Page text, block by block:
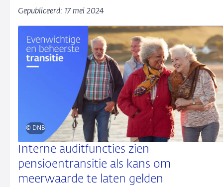
Gepubliceerd: 17 mei 2024
© DNB
Interne auditfuncties zien
pensioentransitie als kans om
meerwaarde te laten gelden